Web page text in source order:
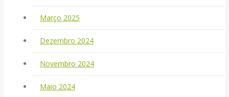
Março 2025
Dezembro 2024
Novembro 2024
Maio 2024